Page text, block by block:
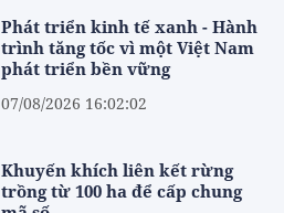
Phát triển kinh tế xanh - Hành
trình tăng tốc vì một Việt Nam
phát triển bền vững
07/08/2026 16:02:02
Khuyến khích liên kết rừng
trồng từ 100 ha để cấp chung